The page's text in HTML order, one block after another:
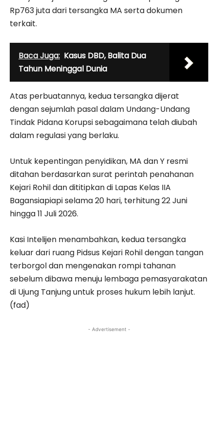
Rp763 juta dari tersangka MA serta dokumen
terkait.
Baca Juga: Kasus DBD, Balita Dua
Tahun Meninggal Dunia
Atas perbuatannya, kedua tersangka dijerat
dengan sejumlah pasal dalam Undang-Undang
Tindak Pidana Korupsi sebagaimana telah diubah
dalam regulasi yang berlaku.
Untuk kepentingan penyidikan, MA dan Y resmi
ditahan berdasarkan surat perintah penahanan
Kejari Rohil dan dititipkan di Lapas Kelas IIA
Bagansiapiapi selama 20 hari, terhitung 22 Juni
hingga 11 Juli 2026.
Kasi Intelijen menambahkan, kedua tersangka
keluar dari ruang Pidsus Kejari Rohil dengan tangan
terborgol dan mengenakan rompi tahanan
sebelum dibawa menuju lembaga pemasyarakatan
di Ujung Tanjung untuk proses hukum lebih lanjut.
(fad)
- Advertisement -